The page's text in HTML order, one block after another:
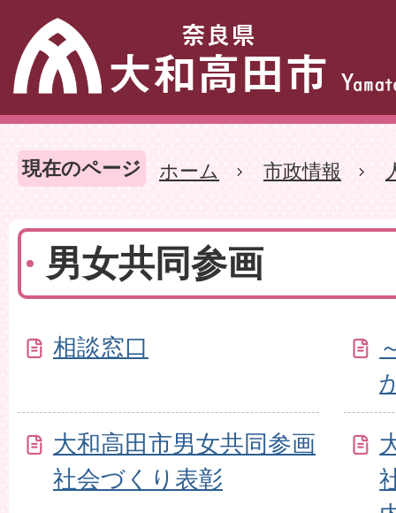
現在のページ ホーム 市政情報
男女共同参画
相談窓口
大和高田市男女共同参画
社会づくり表彰